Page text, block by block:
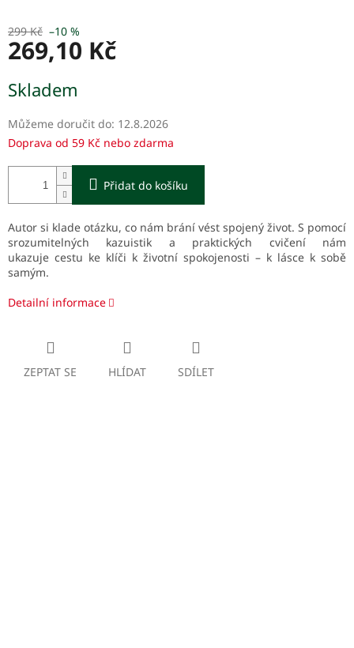
299 Kč –10 %
269,10 Kč
cena:
Skladem
Můžeme doručit do: 12.8.2026
Doprava od 59 Kč nebo zdarma
Přidat do košíku
Autor si klade otázku, co nám brání vést spojený život. S pomocí
srozumitelných kazuistik a praktických cvičení nám
ukazuje cestu ke klíči k životní spokojenosti – k lásce k sobě
samým.
Detailní informace
ZEPTAT SE HLÍDAT SDÍLET